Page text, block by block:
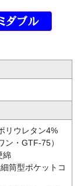
リウレタン4%
・GTF-75）
綿
筒型ポケットコ